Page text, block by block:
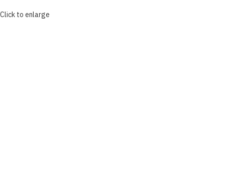
Click to enlarge